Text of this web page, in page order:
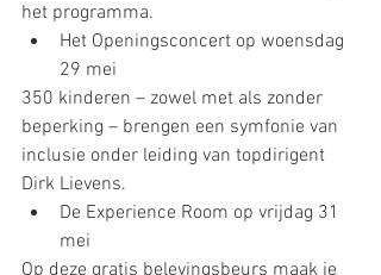
het programma.
Het Openingsconcert op woensdag
29 mei
350 kinderen – zowel met als zonder
beperking – brengen een symfonie van
inclusie onder leiding van topdirigent
Dirk Lievens.
De Experience Room op vrijdag 31
mei
Op deze gratis belevingsbeurs maak je